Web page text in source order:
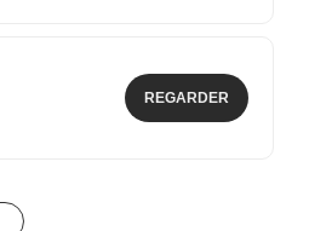
REGARDER